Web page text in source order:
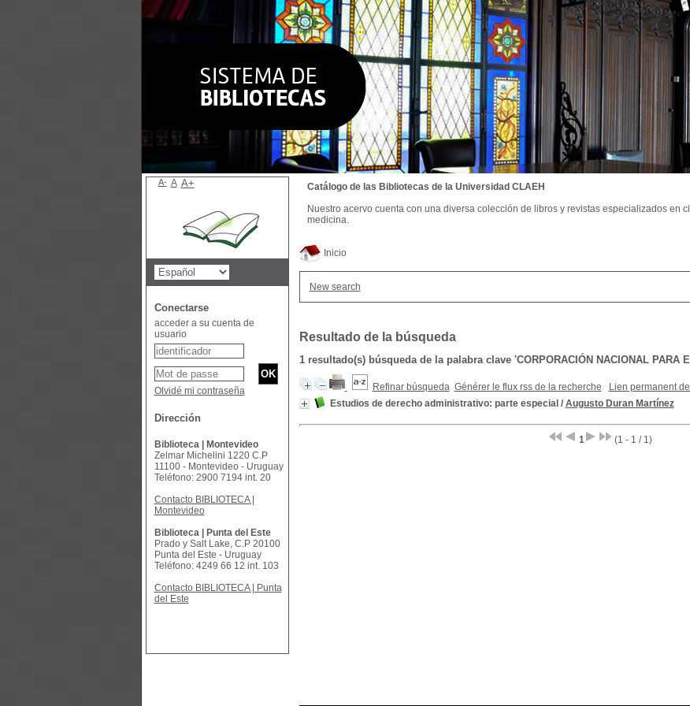
Inicio
New search
Resultado de la búsqueda
1 resultado(s) búsqueda de la palabra clave 'CORPORACIÓN NACIONAL PARA
Refinar búsqueda Générer le flux rss de la recherche Lien permanent
Estudios de derecho administrativo: parte especial / Augusto Duran Martínez
1 (1 - 1 / 1)
Catálogo de las Bibliotecas de la Universidad CLAEH
Nuestro acervo cuenta con una diversa colección de libros y revistas especializados en
medicina.
A- A A+
Conectarse
acceder a su cuenta de
usuario
Olvidé mi contraseña
Dirección
Biblioteca | Montevideo
Zelmar Michelini 1220 C.P
11100 - Montevideo - Uruguay
Teléfono: 2900 7194 int. 20
Contacto BIBLIOTECA |
Montevideo
Biblioteca | Punta del Este
Prado y Salt Lake, C.P 20100
Punta del Este - Uruguay
Teléfono: 4249 66 12 int. 103
Contacto BIBLIOTECA | Punta
del Este